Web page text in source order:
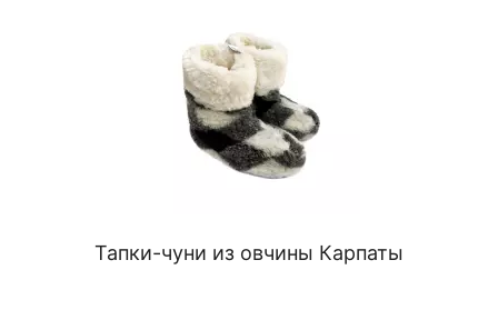
Тапки-чуни из овчины Карпаты